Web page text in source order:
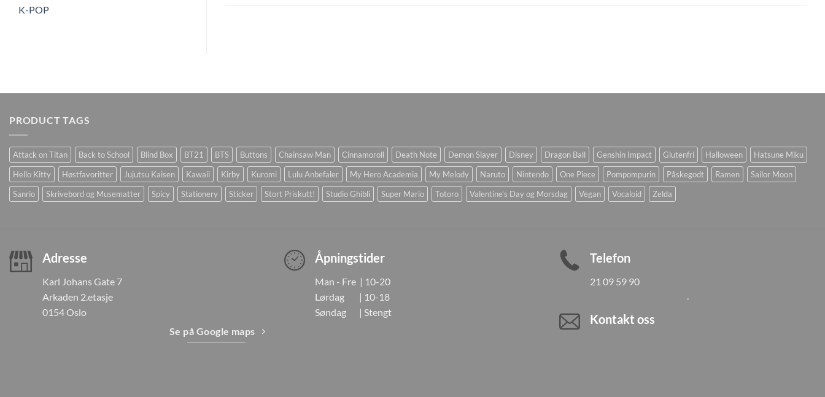
K-POP
PRODUCT TAGS
Attack on Titan Back to School Blind Box BT21 BTS Buttons Chainsaw Man Cinnamoroll Death Note Demon Slayer Disney Dragon Ball Genshin Impact Glutenfri Halloween
Hatsune Miku
Hello Kitty
Høstfavoritter Jujutsu Kaisen Kawaii Kirby Kuromi Lulu Anbefaler My Hero Academia My Melody Naruto Nintendo One Piece Pompompurin Påskegodt Ramen
Sailor Moon
Sanrio
Skrivebord og Musematter Spicy Stationery Sticker Stort Priskutt! Studio Ghibli Super Mario Totoro Valentine's Day og Morsdag Vegan Vocaloid Zelda
Adresse
Karl Johans Gate 7
Arkaden 2.etasje
0154 Oslo
Se på Google maps
Åpningstider
Man - Fre | 10-20
Lørdag | 10-18
Søndag | Stengt
Telefon
21 09 59 90
Kontakt oss